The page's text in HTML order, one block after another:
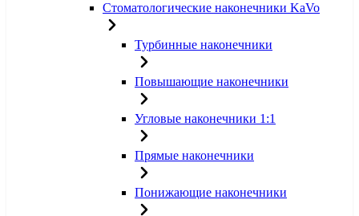
Стоматологические наконечники KaVo
Турбинные наконечники
Повышающие наконечники
Угловые наконечники 1:1
Прямые наконечники
Понижающие наконечники